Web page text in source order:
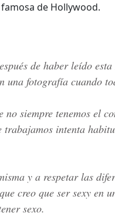
de Hollywood.
de haber leído
una fotografía cuando
no siempre tenemos el
intenta
y a respetar las
creo que ser sexy en
sexo.